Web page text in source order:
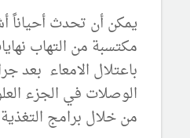
يمكن أن تحدث أحياناً
مكتسبة من التهاب
باعتلال الامعاء بعد
الوصلات في الجزء
من خلال برامج